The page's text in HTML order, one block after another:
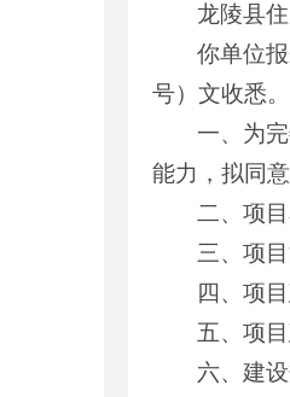
龙陵县
你单位
号）文收悉
一、为
能力，拟同
二、项
三、项
四、项
五、项
六、建